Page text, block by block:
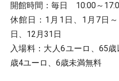
開館時間：毎日 10:00～
休館日：1月1日、1月7日
日、12月31日
入場料：大人6ユーロ、65
歳4ユーロ、6歳未満無料